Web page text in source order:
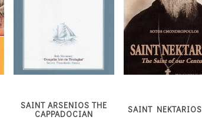
SAINT ARSENIOS THE
CAPPADOCIAN SAINT NEKTARIOS